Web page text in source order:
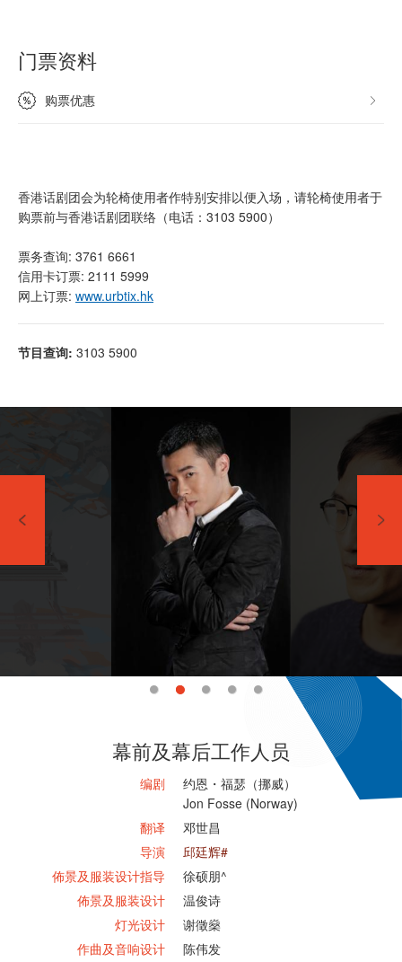
门票资料
购票优惠
香港话剧团会为轮椅使用者作特别安排以便入场，请轮椅使用者于
购票前与香港话剧团联络（电话：3103 5900）
票务查询: 3761 6661
信用卡订票: 2111 5999
网上订票: www.urbtix.hk
节目查询: 3103 5900
幕前及幕后工作人员
编剧
约恩・福瑟（挪威）
Jon Fosse (Norway)
翻译
邓世昌
导演
邱廷辉#
佈景及服装设计指导
徐硕朋^
佈景及服装设计
温俊诗
灯光设计
谢徵燊
作曲及音响设计
陈伟发